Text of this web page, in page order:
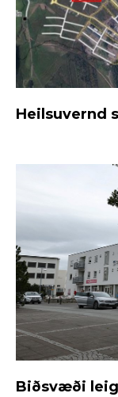
Heilsuvernd
Biðsvæði